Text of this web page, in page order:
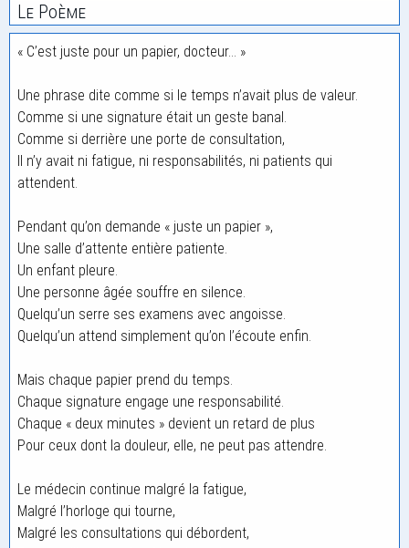
Le Poème
« C’est juste pour un papier, docteur… »
Une phrase dite comme si le temps n’avait plus de valeur.
Comme si une signature était un geste banal.
Comme si derrière une porte de consultation,
Il n’y avait ni fatigue, ni responsabilités, ni patients qui
attendent.
Pendant qu’on demande « juste un papier »,
Une salle d’attente entière patiente.
Un enfant pleure.
Une personne âgée souffre en silence.
Quelqu’un serre ses examens avec angoisse.
Quelqu’un attend simplement qu’on l’écoute enfin.
Mais chaque papier prend du temps.
Chaque signature engage une responsabilité.
Chaque « deux minutes » devient un retard de plus
Pour ceux dont la douleur, elle, ne peut pas attendre.
Le médecin continue malgré la fatigue,
Malgré l’horloge qui tourne,
Malgré les consultations qui débordent,